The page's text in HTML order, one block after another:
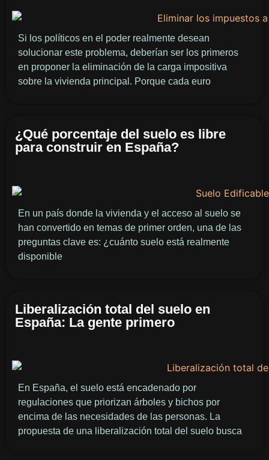
Si los políticos en el poder realmente desean
solucionar este problema, deberían ser los primeros
en proponer la eliminación de la carga impositiva
sobre la vivienda principal. Porque cada euro
¿Qué porcentaje del suelo es libre
para construir en España?
En un país donde la vivienda y el acceso al suelo se
han convertido en temas de primer orden, una de las
preguntas clave es: ¿cuánto suelo está realmente
disponible
Liberalización total del suelo en
España: La gente primero
En España, el suelo está encadenado por
regulaciones que priorizan árboles y bichos por
encima de las necesidades de las personas. La
propuesta de una liberalización total del suelo busca